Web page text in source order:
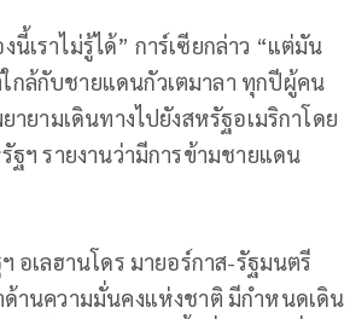
เราไม่รู้ได้” การ์เซียกล่าว “แต่มัน
ล้กับชายแดนกัวเตมาลา ทุกปีผู้คน
ยามเดินทางไปยังสหรัฐอเมริกาโดย
ฐฯ รายงานว่ามีการข้ามชายแดน
อเลฮานโดร มายอร์กาส-รัฐมนตรี
านความมั่นคงแห่งชาติ มีกำหนดเดิน